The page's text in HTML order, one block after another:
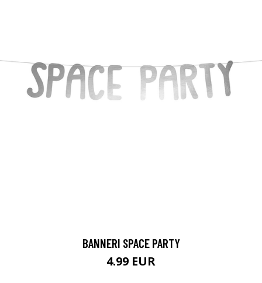
BANNERI SPACE PARTY
4.99 EUR